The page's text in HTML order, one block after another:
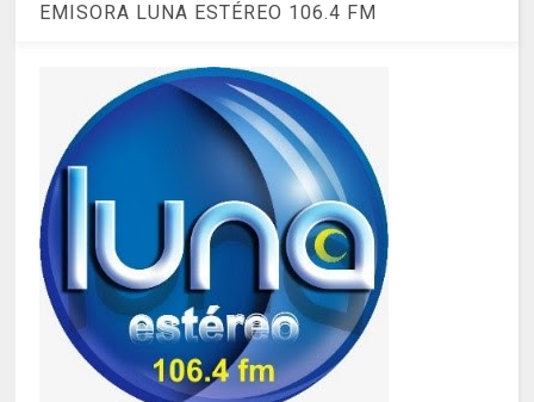
EMISORA LUNA ESTÉREO 106.4 FM